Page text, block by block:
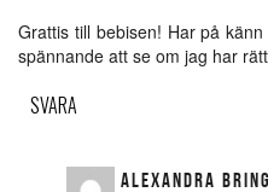
Grattis till bebisen! Har på
spännande att se om jag har
SVARA
ALEXANDRA BRING